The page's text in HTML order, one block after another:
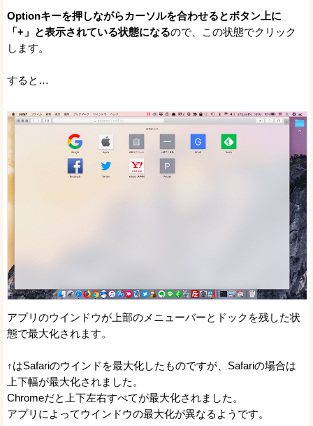
Optionキーを押しながらカーソルを合わせるとボタン上に
「+」と表示されている状態になるので、この状態でクリック
します。
すると…
アプリのウインドウが上部のメニューバーとドックを残した状
態で最大化されます。
↑はSafariのウインドを最大化したものですが、Safariの場合は
上下幅が最大化されました。
Chromeだと上下左右すべてが最大化されました。
アプリによってウインドウの最大化が異なるようです。